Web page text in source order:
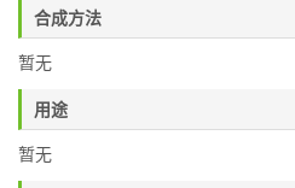
合成方法
暂无
用途
暂无